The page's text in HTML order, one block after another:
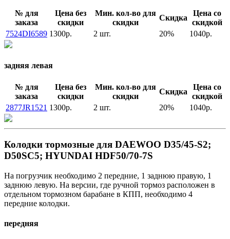
№ для
заказа
Цена без
скидки
Мин. кол-во для
скидки
Скидка
Цена со
скидкой
7524DI6589 1300р. 2 шт. 20% 1040р.
задняя левая
№ для
заказа
Цена без
скидки
Мин. кол-во для
скидки
Скидка
Цена со
скидкой
2877JR1521 1300р. 2 шт. 20% 1040р.
Колодки тормозные для DAEWOO D35/45-S2;
D50SC5; HYUNDAI HDF50/70-7S
На погрузчик необходимо 2 передние, 1 заднюю правую, 1
заднюю левую. На версии, где ручной тормоз расположен в
отдельном тормозном барабане в КПП, необходимо 4
передние колодки.
передняя